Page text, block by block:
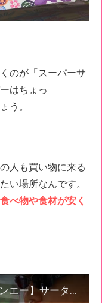
のが「スーパーサ
はちょっ
う。
人も買い物に来る
い場所なんです。
べ物や食材が安く
沖縄地元の最大手スーパー【サンエー】サーターアンダギー格安58円なのにアノドーナツより美味しい！ おまけに沖縄離島の風景を少し